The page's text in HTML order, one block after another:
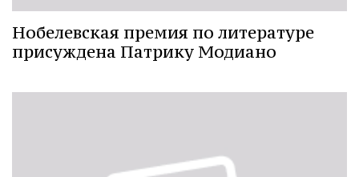
Нобелевская премия по литературе
присуждена Патрику Модиано